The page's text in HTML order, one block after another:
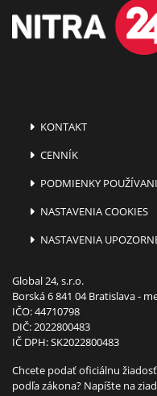
KONTAKT
CENNÍK
PODMIENKY
NASTAVENIA COOKIES
NASTAVENIA
Global 24, s.r.o.
Borská 6 841 04 Bratislava -
IČO: 44710798
DIČ: 2022800483
IČ DPH: SK2022800483
Chcete podať oficiálnu
podľa zákona? Napíšte na